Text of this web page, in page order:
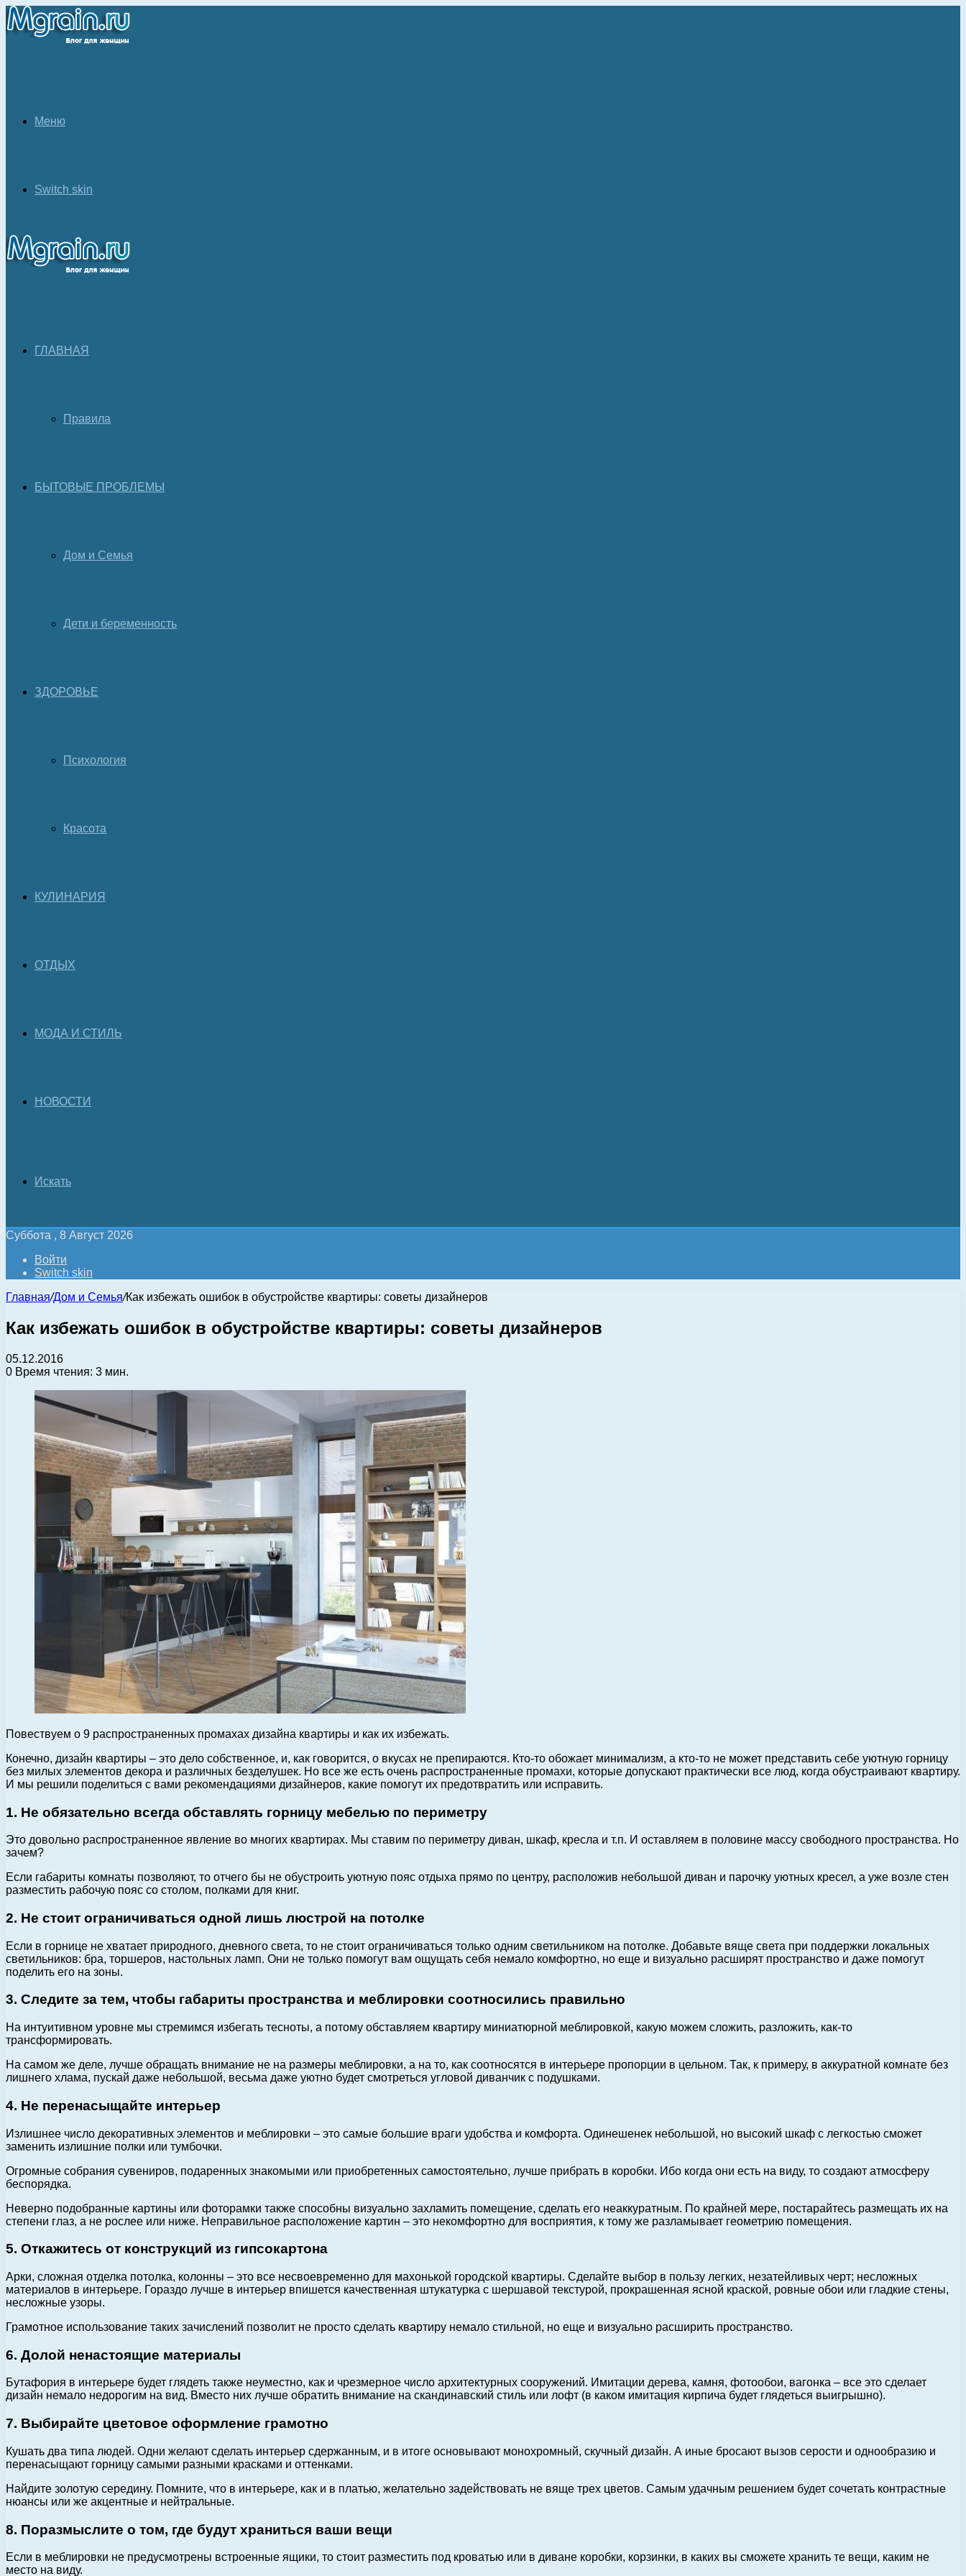
Меню
Switch skin
ГЛАВНАЯ
Правила
БЫТОВЫЕ ПРОБЛЕМЫ
Дом и Семья
Дети и беременность
ЗДОРОВЬЕ
Психология
Красота
КУЛИНАРИЯ
ОТДЫХ
МОДА И СТИЛЬ
НОВОСТИ
Искать
Суббота , 8 Август 2026
Войти
Switch skin
Главная/Дом и Семья/Как избежать ошибок в обустройстве квартиры: советы дизайнеров
Как избежать ошибок в обустройстве квартиры: советы дизайнеров
05.12.2016
0 Время чтения: 3 мин.
Повествуем о 9 распространенных промахах дизайна квартиры и как их избежать.
Конечно, дизайн квартиры – это дело собственное, и, как говорится, о вкусах не препираются. Кто-то обожает минимализм, а кто-то не может представить себе уютную горницу
без милых элементов декора и различных безделушек. Но все же есть очень распространенные промахи, которые допускают практически все люд, когда обустраивают квартиру.
И мы решили поделиться с вами рекомендациями дизайнеров, какие помогут их предотвратить или исправить.
1. Не обязательно всегда обставлять горницу мебелью по периметру
Это довольно распространенное явление во многих квартирах. Мы ставим по периметру диван, шкаф, кресла и т.п. И оставляем в половине массу свободного пространства. Но
зачем?
Если габариты комнаты позволяют, то отчего бы не обустроить уютную пояс отдыха прямо по центру, расположив небольшой диван и парочку уютных кресел, а уже возле стен
разместить рабочую пояс со столом, полками для книг.
2. Не стоит ограничиваться одной лишь люстрой на потолке
Если в горнице не хватает природного, дневного света, то не стоит ограничиваться только одним светильником на потолке. Добавьте вяще света при поддержки локальных
светильников: бра, торшеров, настольных ламп. Они не только помогут вам ощущать себя немало комфортно, но еще и визуально расширят пространство и даже помогут
поделить его на зоны.
3. Следите за тем, чтобы габариты пространства и меблировки соотносились правильно
На интуитивном уровне мы стремимся избегать тесноты, а потому обставляем квартиру миниатюрной меблировкой, какую можем сложить, разложить, как-то
трансформировать.
На самом же деле, лучше обращать внимание не на размеры меблировки, а на то, как соотносятся в интерьере пропорции в цельном. Так, к примеру, в аккуратной комнате без
лишнего хлама, пускай даже небольшой, весьма даже уютно будет смотреться угловой диванчик с подушками.
4. Не перенасыщайте интерьер
Излишнее число декоративных элементов и меблировки – это самые большие враги удобства и комфорта. Одинешенек небольшой, но высокий шкаф с легкостью сможет
заменить излишние полки или тумбочки.
Огромные собрания сувениров, подаренных знакомыми или приобретенных самостоятельно, лучше прибрать в коробки. Ибо когда они есть на виду, то создают атмосферу
беспорядка.
Неверно подобранные картины или фоторамки также способны визуально захламить помещение, сделать его неаккуратным. По крайней мере, постарайтесь размещать их на
степени глаз, а не рослее или ниже. Неправильное расположение картин – это некомфортно для восприятия, к тому же разламывает геометрию помещения.
5. Откажитесь от конструкций из гипсокартона
Арки, сложная отделка потолка, колонны – это все несвоевременно для махонькой городской квартиры. Сделайте выбор в пользу легких, незатейливых черт; несложных
материалов в интерьере. Гораздо лучше в интерьер впишется качественная штукатурка с шершавой текстурой, прокрашенная ясной краской, ровные обои или гладкие стены,
несложные узоры.
Грамотное использование таких зачислений позволит не просто сделать квартиру немало стильной, но еще и визуально расширить пространство.
6. Долой ненастоящие материалы
Бутафория в интерьере будет глядеть также неуместно, как и чрезмерное число архитектурных сооружений. Имитации дерева, камня, фотообои, вагонка – все это сделает
дизайн немало недорогим на вид. Вместо них лучше обратить внимание на скандинавский стиль или лофт (в каком имитация кирпича будет глядеться выигрышно).
7. Выбирайте цветовое оформление грамотно
Кушать два типа людей. Одни желают сделать интерьер сдержанным, и в итоге основывают монохромный, скучный дизайн. А иные бросают вызов серости и однообразию и
перенасыщают горницу самыми разными красками и оттенками.
Найдите золотую середину. Помните, что в интерьере, как и в платью, желательно задействовать не вяще трех цветов. Самым удачным решением будет сочетать контрастные
нюансы или же акцентные и нейтральные.
8. Поразмыслите о том, где будут храниться ваши вещи
Если в меблировки не предусмотрены встроенные ящики, то стоит разместить под кроватью или в диване коробки, корзинки, в каких вы сможете хранить те вещи, каким не
место на виду.